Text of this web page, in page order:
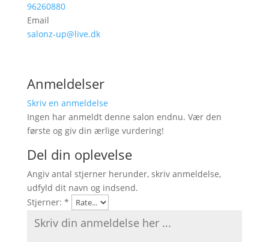
96260880
Email
salonz-up@live.dk
Anmeldelser
Skriv en anmeldelse
Ingen har anmeldt denne salon endnu. Vær den
første og giv din ærlige vurdering!
Del din oplevelse
Angiv antal stjerner herunder, skriv anmeldelse,
udfyld dit navn og indsend.
Stjerner: *